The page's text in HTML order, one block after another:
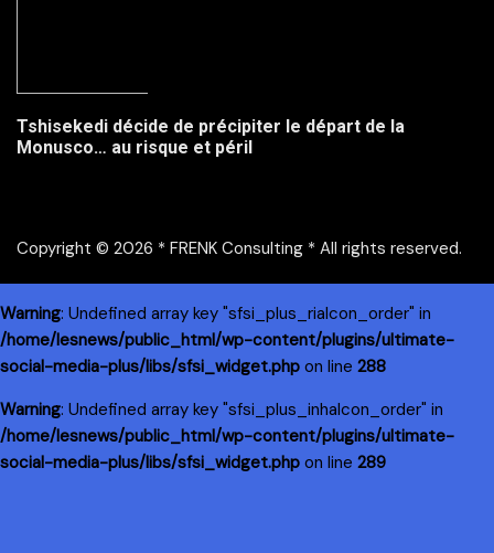
Tshisekedi décide de précipiter le départ de la
Monusco… au risque et péril
Copyright © 2026 * FRENK Consulting * All rights reserved.
Warning: Undefined array key "sfsi_plus_riaIcon_order" in
/home/lesnews/public_html/wp-content/plugins/ultimate-
social-media-plus/libs/sfsi_widget.php on line 288
Warning: Undefined array key "sfsi_plus_inhaIcon_order" in
/home/lesnews/public_html/wp-content/plugins/ultimate-
social-media-plus/libs/sfsi_widget.php on line 289